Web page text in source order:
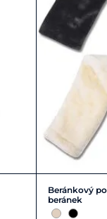
Beránkový
beránek